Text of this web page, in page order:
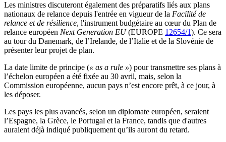
Les ministres discuteront également des préparatifs liés aux plans
nationaux de relance depuis l'entrée en vigueur de la Facilité de
relance et de résilience, l'instrument budgétaire au cœur du Plan de
relance européen Next Generation EU(EUROPE 12654/1). Ce sera
au tour du Danemark, de l’Irelande, de l’Italie et de la Slovénie de
présenter leur projet de plan.
La date limite de principe (« as a rule ») pour transmettre ses plans à
l’échelon européen a été fixée au 30 avril, mais, selon la
Commission européenne, aucun pays n’est encore prêt, à ce jour, à
les déposer.
Les pays les plus avancés, selon un diplomate européen, seraient
l’Espagne, la Grèce, le Portugal et la France, tandis que d'autres
auraient déjà indiqué publiquement qu’ils auront du retard.